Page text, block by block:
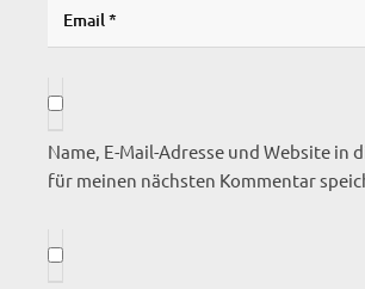
Name, E-Mail-Adresse und Website in
für meinen nächsten Kommentar